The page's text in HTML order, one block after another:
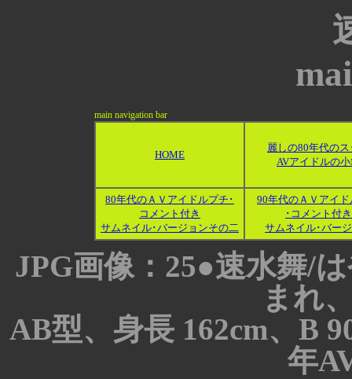
main navigation bar
HOME
麗しの80年代の
AVアイドルの
80年代のＡＶアイドルプチ･
コメント付き
サムネイル･バージョンその二
90年代のＡＶアイ
･コメント付き
サムネイル･バー
JPG画像：25●速水舞/
まれ
AB型、身長 162cm、B
年